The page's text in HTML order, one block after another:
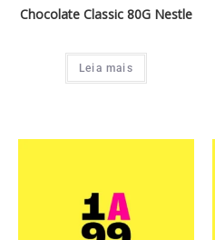
Chocolate Classic 80G Nestle
Leia mais